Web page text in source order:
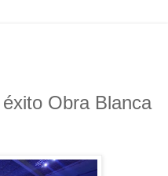
Obra Blanca